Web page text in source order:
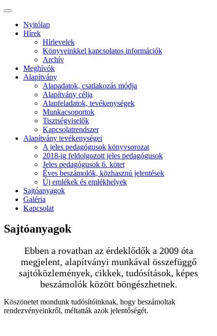
Nyitólap
Hírek
Hírlevelek
Könyveinkkel kapcsolatos információk
Archív
Meghívók
Alapítvány
Alapadatok, csatlakozás módja
Alapítvány célja
Alapfeladatok, tevékenységek
Munkacsoportok
Tisztségviselők
Kapcsolatrendszer
Alapítvány tevékenységei
A jeles pedagógusok könyvsorozat
2018-ig feldolgozott jeles pedagógusok
Jeles pedagógusok 6. kötet
Éves beszámolók, közhasznú jelentések
Új emlékek és emlékhelyek
Sajtóanyagok
Galéria
Kapcsolat
Sajtóanyagok
Ebben a rovatban az érdeklődők a 2009 óta
megjelent, alapítványi munkával összefüggő
sajtóközlemények, cikkek, tudósítások, képes
beszámolók között böngészhetnek.
Köszönetet mondunk tudósítóinknak, hogy beszámoltak
rendezvényeinkről, méltatták azok jelentőségét.